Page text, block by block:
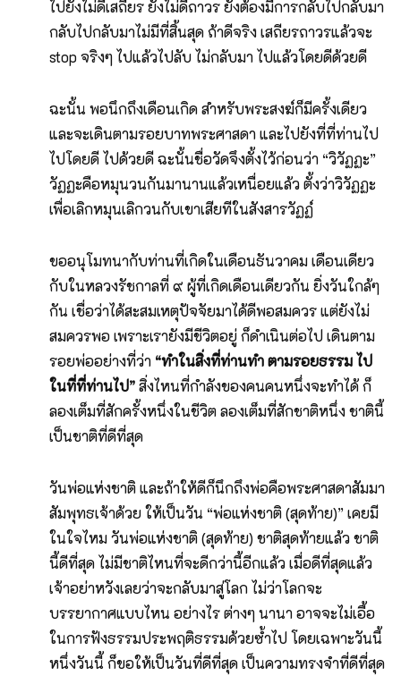
ไปยังไม่ดีเสถียร ยังไม่ดีถาวร ยังต้องมีการกลับไปกลับมา
กลับไปกลับมาไม่มีที่สิ้นสุด ถ้าดีจริง เสถียรถาวรแล้วจะ
stop จริงๆ ไปแล้วไปลับ ไม่กลับมา ไปแล้วโดยดีด้วยดี
ฉะนั้น พอนึกถึงเดือนเกิด สำหรับพระสงฆ์ก็มีครั้งเดียว
และจะเดินตามรอยบาทพระศาสดา และไปยังที่ที่ท่านไป
ไปโดยดี ไปด้วยดี ฉะนั้นชื่อวัดจึงตั้งไว้ก่อนว่า “วิวัฏฏะ”
วัฏฏะคือหมุนวนกันมานานแล้วเหนื่อยแล้ว ตั้งว่าวิวัฏฏะ
เพื่อเลิกหมุนเลิกวนกับเขาเสียทีในสังสารวัฏฏ์
ขออนุโมทนากับท่านที่เกิดในเดือนธันวาคม เดือนเดียว
กับในหลวงรัชกาลที่ ๙ ผู้ที่เกิดเดือนเดียวกัน ยิ่งวันใกล้ๆ
กัน เชื่อว่าได้สะสมเหตุปัจจัยมาได้ดีพอสมควร แต่ยังไม่
สมควรพอ เพราะเรายังมีชีวิตอยู่ ก็ดำเนินต่อไป เดินตาม
รอยพ่ออย่างที่ว่า “ทำในสิ่งที่ท่านทำ ตามรอยธรรม ไป
ในที่ที่ท่านไป”สิ่งไหนที่กำลังของคนคนหนึ่งจะทำได้ ก็
ลองเต็มที่สักครั้งหนึ่งในชีวิต ลองเต็มที่สักชาติหนึ่ง ชาตินี้
เป็นชาติที่ดีที่สุด
วันพ่อแห่งชาติ และถ้าให้ดีก็นึกถึงพ่อคือพระศาสดาสัมมา
สัมพุทธเจ้าด้วย ให้เป็นวัน “พ่อแห่งชาติ (สุดท้าย)” เคยมี
ในใจไหม วันพ่อแห่งชาติ (สุดท้าย) ชาติสุดท้ายแล้ว ชาติ
นี้ดีที่สุด ไม่มีชาติไหนที่จะดีกว่านี้อีกแล้ว เมื่อดีที่สุดแล้ว
เจ้าอย่าหวังเลยว่าจะกลับมาสู่โลก ไม่ว่าโลกจะ
บรรยากาศแบบไหน อย่างไร ต่างๆ นานา อาจจะไม่เอื้อ
ในการฟังธรรมประพฤติธรรมด้วยซ้ำไป โดยเฉพาะวันนี้
หนึ่งวันนี้ ก็ขอให้เป็นวันที่ดีที่สุด เป็นความทรงจำที่ดีที่สุด